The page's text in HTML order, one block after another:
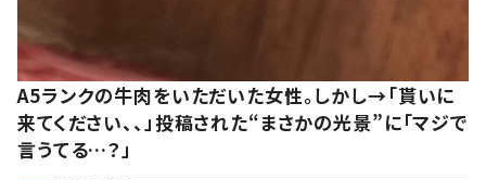
A5ランクの牛肉をいただいた女性。しかし→「貰いに
来てください、、」投稿された“まさかの光景”に「マジで
言うてる…？」